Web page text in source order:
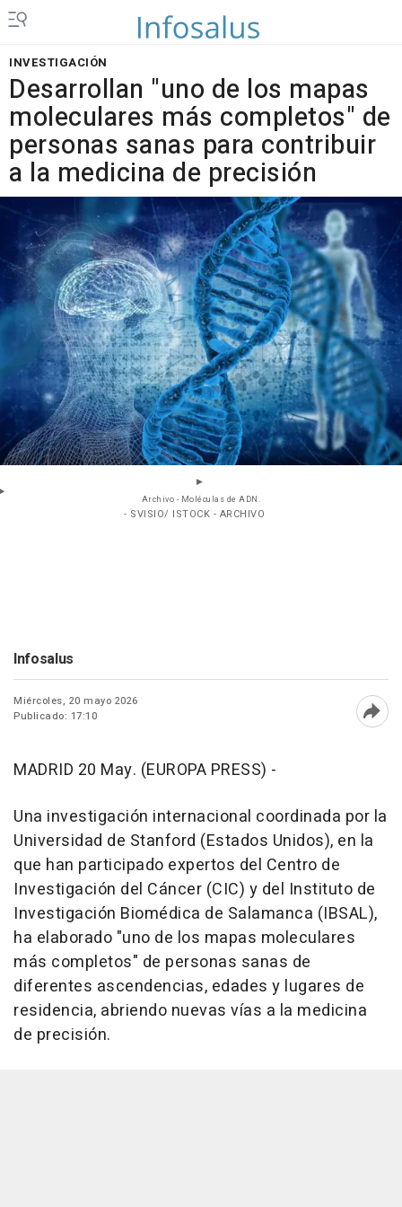
INVESTIGACIÓN
Desarrollan "uno de los mapas
moleculares más completos" de
personas sanas para contribuir
a la medicina de precisión
Archivo - Moléculas de ADN.
- SVISIO/ ISTOCK - ARCHIVO
Infosalus
Miércoles, 20 mayo 2026
Publicado: 17:10
MADRID 20 May. (EUROPA PRESS) -
Una investigación internacional coordinada por la
Universidad de Stanford (Estados Unidos), en la
que han participado expertos del Centro de
Investigación del Cáncer (CIC) y del Instituto de
Investigación Biomédica de Salamanca (IBSAL),
ha elaborado "uno de los mapas moleculares
más completos" de personas sanas de
diferentes ascendencias, edades y lugares de
residencia, abriendo nuevas vías a la medicina
de precisión.